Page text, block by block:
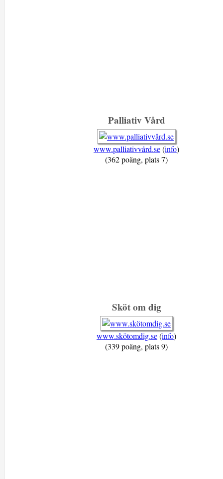
Palliativ Vård
www.palliativvård.se(info)
(362 poäng, plats 7)
Sköt om dig
www.skötomdig.se(info)
(339 poäng, plats 9)